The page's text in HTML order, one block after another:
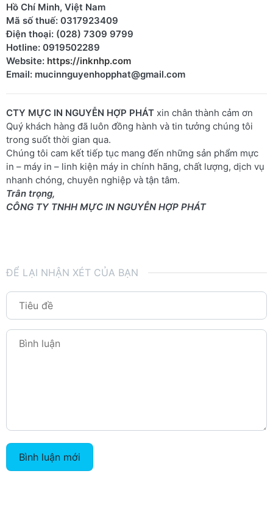
Hồ Chí Minh, Việt Nam
Mã số thuế: 0317923409
Điện thoại: (028) 7309 9799
Hotline: 0919502289
Website: https://inknhp.com
Email: mucinnguyenhopphat@gmail.com
CTY MỰC IN NGUYỄN HỢP PHÁT xin chân thành cảm ơn
Quý khách hàng đã luôn đồng hành và tin tưởng chúng tôi
trong suốt thời gian qua.
Chúng tôi cam kết tiếp tục mang đến những sản phẩm mực
in – máy in – linh kiện máy in chính hãng, chất lượng, dịch vụ
nhanh chóng, chuyên nghiệp và tận tâm.
Trân trọng,
CÔNG TY TNHH MỰC IN NGUYỄN HỢP PHÁT
ĐỂ LẠI NHẬN XÉT CỦA BẠN
Bình luận mới